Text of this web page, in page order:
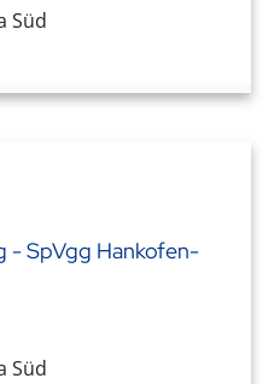
Süd
- SpVgg Hankofen-
Süd